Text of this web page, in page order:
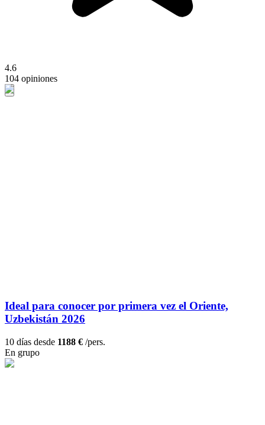
4.6
104 opiniones
Ideal para conocer por primera vez el Oriente,
Uzbekistán 2026
10 días desde 1188 € /pers.
En grupo